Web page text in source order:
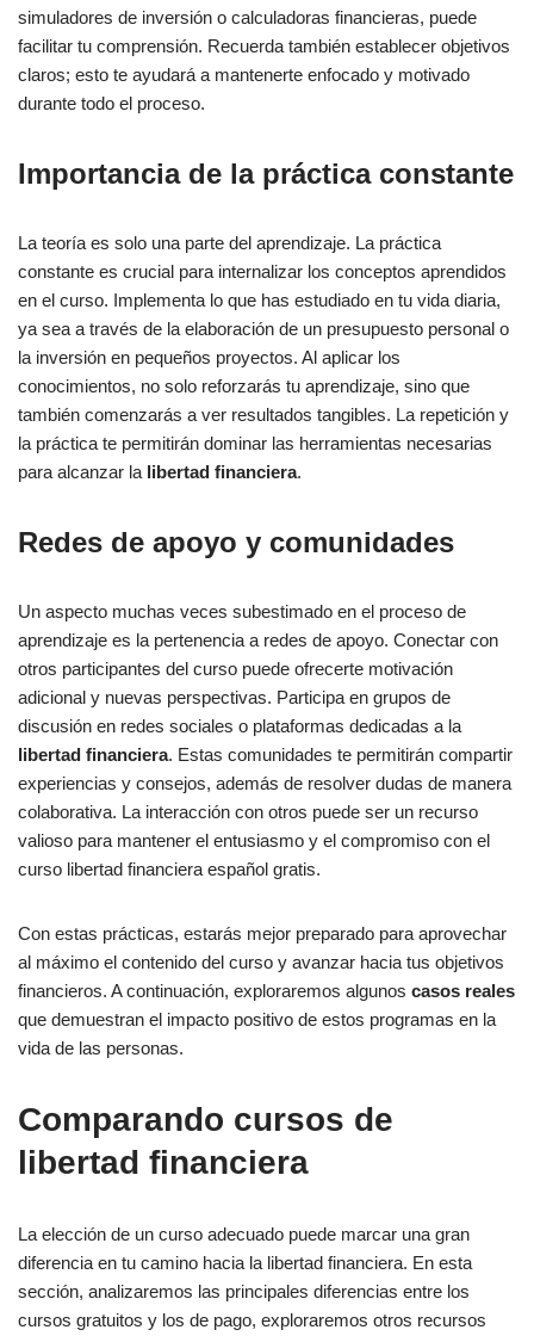
simuladores de inversión o calculadoras financieras, puede
facilitar tu comprensión. Recuerda también establecer objetivos
claros; esto te ayudará a mantenerte enfocado y motivado
durante todo el proceso.
Importancia de la práctica constante
La teoría es solo una parte del aprendizaje. La práctica
constante es crucial para internalizar los conceptos aprendidos
en el curso. Implementa lo que has estudiado en tu vida diaria,
ya sea a través de la elaboración de un presupuesto personal o
la inversión en pequeños proyectos. Al aplicar los
conocimientos, no solo reforzarás tu aprendizaje, sino que
también comenzarás a ver resultados tangibles. La repetición y
la práctica te permitirán dominar las herramientas necesarias
para alcanzar la libertad financiera.
Redes de apoyo y comunidades
Un aspecto muchas veces subestimado en el proceso de
aprendizaje es la pertenencia a redes de apoyo. Conectar con
otros participantes del curso puede ofrecerte motivación
adicional y nuevas perspectivas. Participa en grupos de
discusión en redes sociales o plataformas dedicadas a la
libertad financiera. Estas comunidades te permitirán compartir
experiencias y consejos, además de resolver dudas de manera
colaborativa. La interacción con otros puede ser un recurso
valioso para mantener el entusiasmo y el compromiso con el
curso libertad financiera español gratis.
Con estas prácticas, estarás mejor preparado para aprovechar
al máximo el contenido del curso y avanzar hacia tus objetivos
financieros. A continuación, exploraremos algunos casos reales
que demuestran el impacto positivo de estos programas en la
vida de las personas.
Comparando cursos de
libertad financiera
La elección de un curso adecuado puede marcar una gran
diferencia en tu camino hacia la libertad financiera. En esta
sección, analizaremos las principales diferencias entre los
cursos gratuitos y los de pago, exploraremos otros recursos